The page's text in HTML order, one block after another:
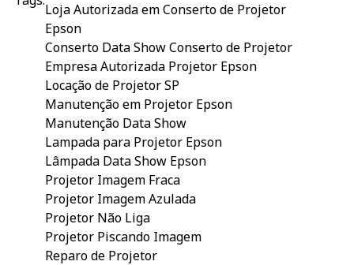
Loja Autorizada em Conserto de Projetor
Epson
Conserto Data ShowConserto de Projetor
Empresa Autorizada Projetor Epson
Locação de Projetor SP
Manutenção em Projetor Epson
Manutenção Data Show
Lampada para Projetor Epson
Lâmpada Data Show Epson
Projetor Imagem Fraca
Projetor Imagem Azulada
Projetor Não Liga
Projetor Piscando Imagem
Reparo de Projetor